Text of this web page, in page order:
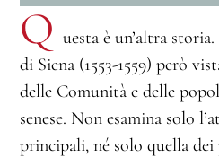
Q uesta è un’altra
di Siena (1553-1559) però
delle Comunità e delle
senese. Non esamina solo
principali, né solo quella